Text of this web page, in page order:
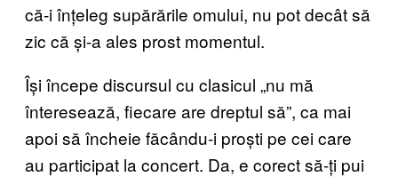
că-i înțeleg supărările omului, nu pot decât să
zic că și-a ales prost momentul.
Își începe discursul cu clasicul „nu mă
înteresează, fiecare are dreptul să”, ca mai
apoi să încheie făcându-i proști pe cei care
au participat la concert. Da, e corect să-ți pui